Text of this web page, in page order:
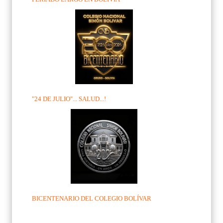
"24 DE JULIO"... SALUD...!
BICENTENARIO DEL COLEGIO BOLÍVAR